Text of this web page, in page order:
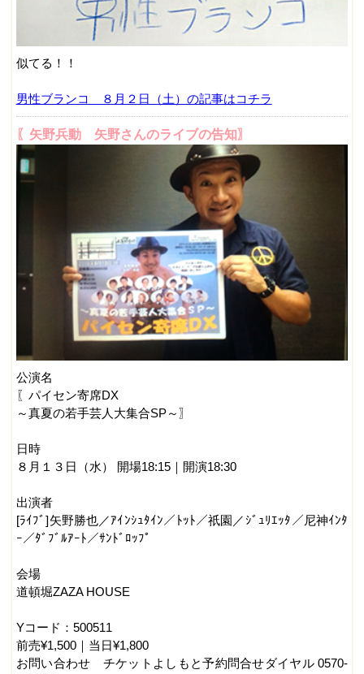
似てる！！
男性ブランコ ８月２日（土）の記事はコチラ
〖矢野兵動 矢野さんのライブの告知〗
公演名
〖パイセン寄席DX
～真夏の若手芸人大集合SP～〗
日時
８月１３日（水） 開場18:15｜開演18:30
出演者
[ﾗｲﾌﾞ]矢野勝也／ｱｲﾝｼｭﾀｲﾝ／ﾄｯﾄ／祇園／ｼﾞｭﾘｴｯﾀ／尼神ｲﾝﾀ
ｰ／ﾀﾞﾌﾞﾙｱｰﾄ／ｻﾝﾄﾞﾛｯﾌﾟ
会場
道頓堀ZAZA HOUSE
Yコード：500511
前売¥1,500｜当日¥1,800
お問い合わせ チケットよしもと予約問合せダイヤル 0570-